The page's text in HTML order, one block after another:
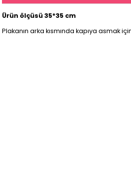
Ürün ölçüsü 35*35 cm
Plakanın arka kısmında kapıya asmak